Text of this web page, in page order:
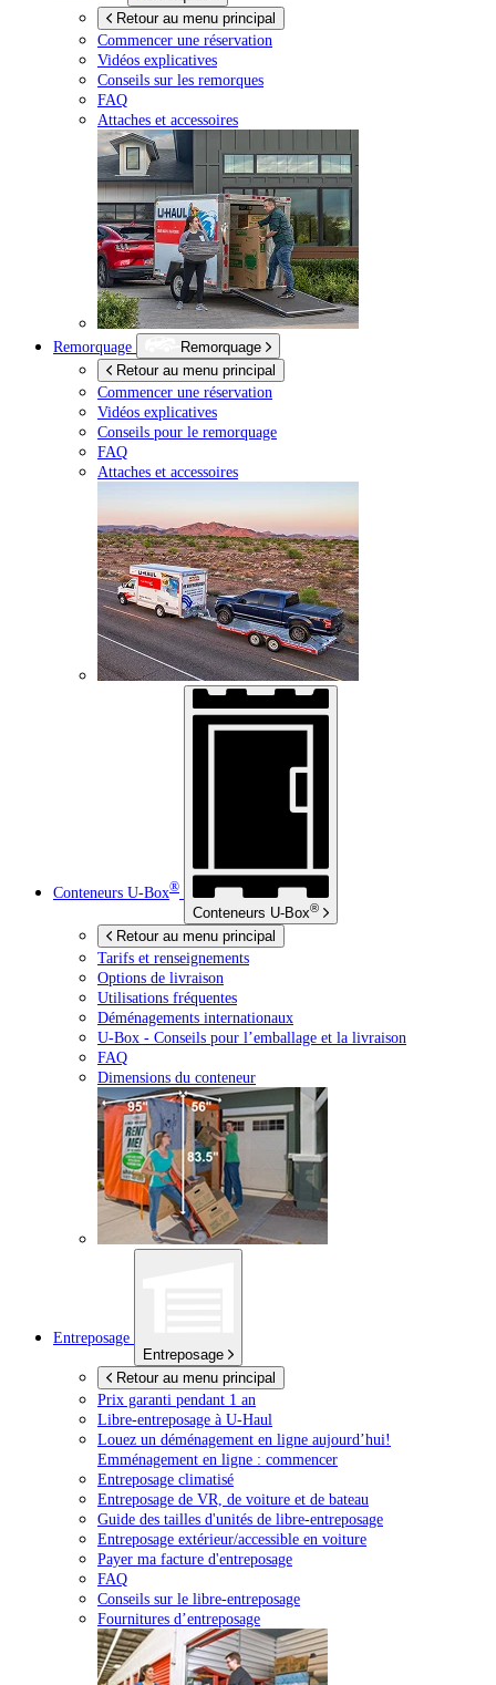
Retour au menu principal
Commencer une réservation
Vidéos explicatives
Conseils sur les remorques
FAQ
Attaches et accessoires
Remorquage
Remorquage
Retour au menu principal
Commencer une réservation
Vidéos explicatives
Conseils pour le remorquage
FAQ
Attaches et accessoires
Conteneurs U-Box®
Conteneurs U-Box®
Retour au menu principal
Tarifs et renseignements
Options de livraison
Utilisations fréquentes
Déménagements internationaux
U-Box - Conseils pour l’emballage et la livraison
FAQ
Dimensions du conteneur
Entreposage
Entreposage
Retour au menu principal
Prix garanti pendant 1 an
Libre-entreposage à U-Haul
Louez un déménagement en ligne aujourd’hui!
Emménagement en ligne : commencer
Entreposage climatisé
Entreposage de VR, de voiture et de bateau
Guide des tailles d'unités de libre-entreposage
Entreposage extérieur/accessible en voiture
Payer ma facture d'entreposage
FAQ
Conseils sur le libre-entreposage
Fournitures d’entreposage